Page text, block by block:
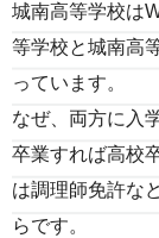
城南高等学校は
等学校と城南高
っています。
なぜ、両方に入
卒業すれば高校
は調理師免許な
らです。